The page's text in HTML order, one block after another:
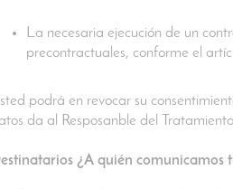
La necesaria ejecución de un
precontractuales, conforme el
podrá en revocar su
da al Resposanble del
¿A quién comunicamos